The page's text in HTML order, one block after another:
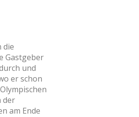
die
Gastgeber
und
er schon
der
am Ende